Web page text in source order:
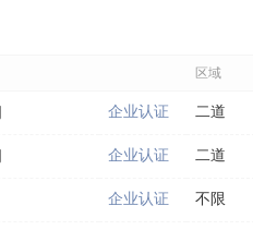
区域
企业认证 二道
企业认证 二道
企业认证 不限